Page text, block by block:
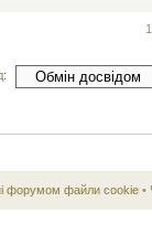
форумом файли cookie •